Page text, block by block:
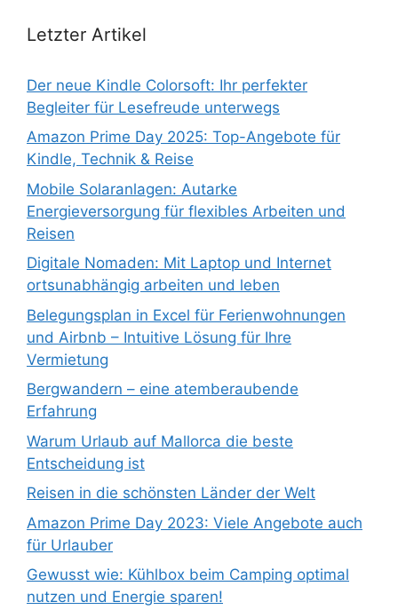
Letzter Artikel
Der neue Kindle Colorsoft: Ihr perfekter
Begleiter für Lesefreude unterwegs
Amazon Prime Day 2025: Top-Angebote für
Kindle, Technik & Reise
Mobile Solaranlagen: Autarke
Energieversorgung für flexibles Arbeiten und
Reisen
Digitale Nomaden: Mit Laptop und Internet
ortsunabhängig arbeiten und leben
Belegungsplan in Excel für Ferienwohnungen
und Airbnb – Intuitive Lösung für Ihre
Vermietung
Bergwandern – eine atemberaubende
Erfahrung
Warum Urlaub auf Mallorca die beste
Entscheidung ist
Reisen in die schönsten Länder der Welt
Amazon Prime Day 2023: Viele Angebote auch
für Urlauber
Gewusst wie: Kühlbox beim Camping optimal
nutzen und Energie sparen!